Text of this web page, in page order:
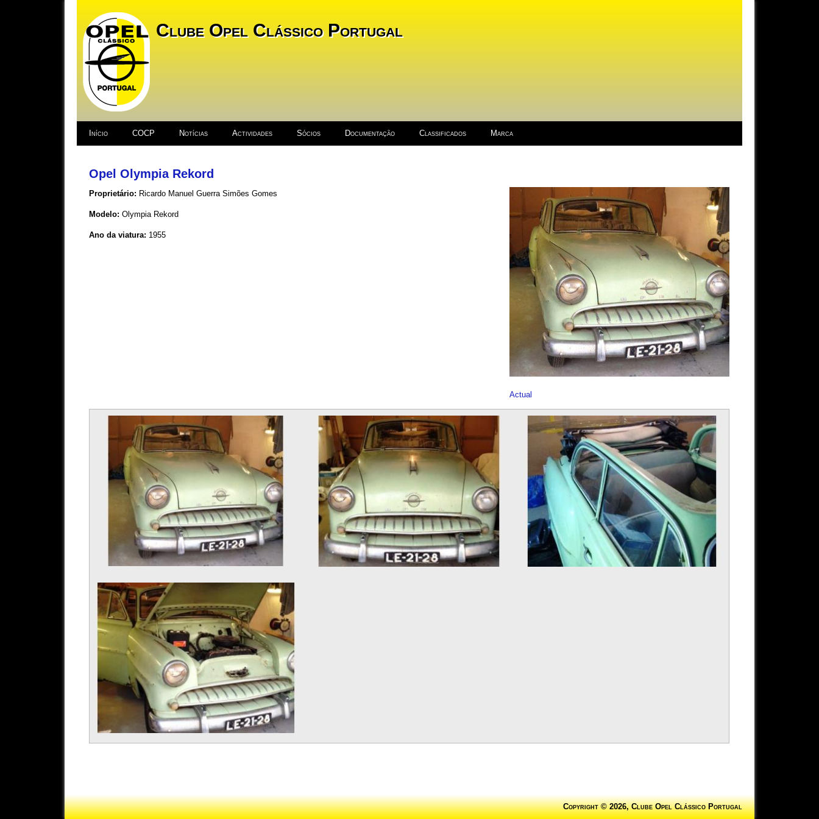
Clube Opel Clássico Portugal
Início COCP Notícias Actividades Sócios Documentação Classificados Marca
Opel Olympia Rekord
Proprietário: Ricardo Manuel Guerra Simões Gomes
Modelo: Olympia Rekord
Ano da viatura: 1955
Actual
Copyright © 2026, Clube Opel Clássico Portugal